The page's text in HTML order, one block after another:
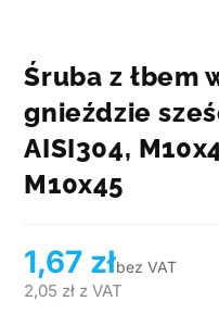
Śruba z łbem
gnieździe
AISI304,
M10x45
1,67 złbez VAT
2,05 zł z VAT